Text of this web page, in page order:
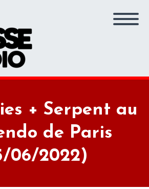
+ Serpent au
de Paris
06/2022)